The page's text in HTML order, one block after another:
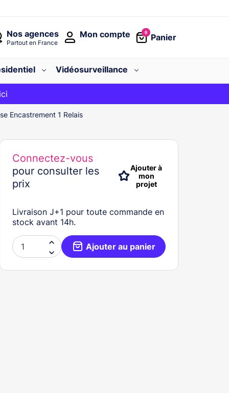
Nos agences
Partout en France
0
Panier
Mon compte
Vidéosurveillance
le code
Encastrement 1 Relais
Connectez-vous
pour consulter les
prix
Ajouter à
mon
projet
Livraison J+1 pour toute commande en
stock avant 14h.

 Ajouter au panier